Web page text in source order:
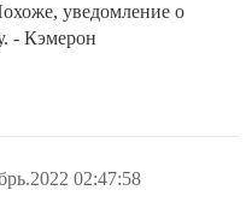
уведомление о
- Кэмерон
02:47:58